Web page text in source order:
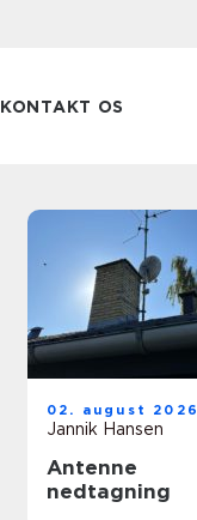
KONTAKT OS
02. august 2026
Jannik Hansen
Antenne
nedtagning